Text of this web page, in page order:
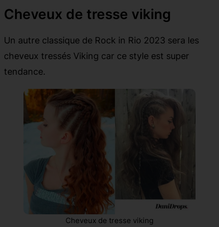
Cheveux de tresse viking
Un autre classique de Rock in Rio 2023 sera les
cheveux tressés Viking car ce style est super
tendance.
Cheveux de tresse viking